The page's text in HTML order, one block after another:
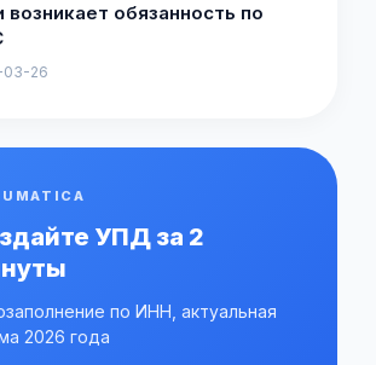
возникает обязанность по
03-26
УПД за 2
по ИНН, актуальная
2026 года